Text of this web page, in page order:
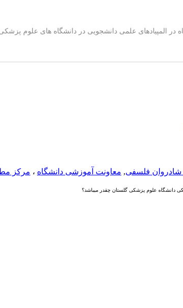
در المپیادهای علمی دانشجویی در دانشگاه های علوم
فلسفی, معاونت آموزشی دانشگاه ، مرکز
علوم پزشکی گلستان چقدر میباشد؟